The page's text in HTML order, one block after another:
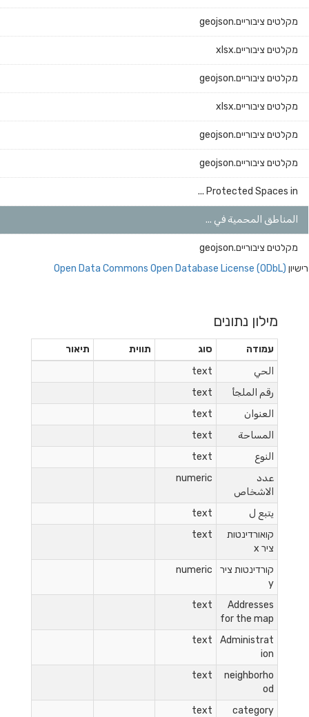
מקלטים ציבוריים.geojson
מקלטים ציבוריים.xlsx
מקלטים ציבוריים.geojson
מקלטים ציבוריים.xlsx
מקלטים ציבוריים.geojson
מקלטים ציבוריים.geojson
Protected Spaces in ...
المناطق المحمية في ...
מקלטים ציבוריים.geojson
רישיון Open Data Commons Open Database License (ODbL)
מילון נתונים
עמודה סוג תווית
תיאור
الحي
text
رقم الملجأ
text
العنوان
text
المساحة
text
النوع
text
عدد
الاشخاص
numeric
يتبع ل
text
קואורדינטות
ציר x
text
קורדינטות ציר
y
numeric
Addresses
for the map
text
Administrat
ion
text
neighborho
od
text
category
text